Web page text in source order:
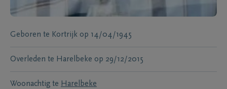
Geboren te Kortrijk op 14/04/1945
Overleden te Harelbeke op 29/12/2015
Woonachtig te Harelbeke